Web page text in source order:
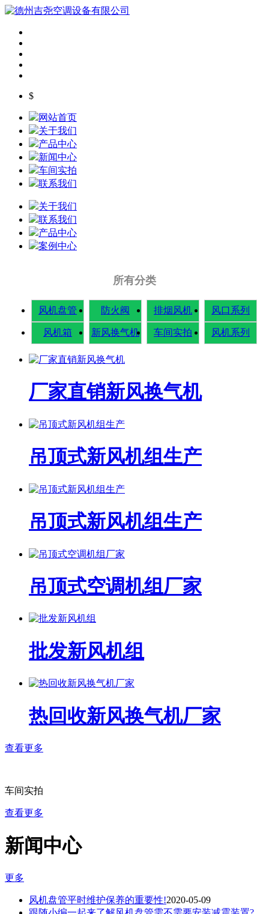
$
网站首页
关于我们
产品中心
新闻中心
车间实拍
联系我们
关于我们
联系我们
产品中心
案例中心
所有分类
风机盘管 防火阀 排烟风机 风口系列
风机箱 新风换气机 车间实拍 风机系列
厂家直销新风换气机
吊顶式新风机组生产
吊顶式新风机组生产
吊顶式空调机组厂家
批发新风机组
热回收新风换气机厂家
查看更多
车间实拍
查看更多
新闻中心
更多
风机盘管平时维护保养的重要性!2020-05-09